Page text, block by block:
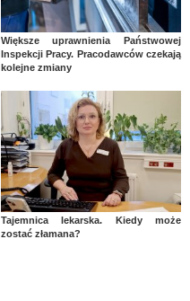
Większe uprawnienia Państwowej
Inspekcji Pracy. Pracodawców czekają
kolejne zmiany
Tajemnica lekarska. Kiedy może
zostać złamana?